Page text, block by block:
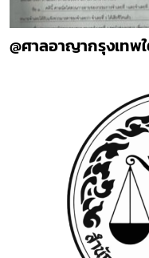
@ศาลอาญากรุงเทพ